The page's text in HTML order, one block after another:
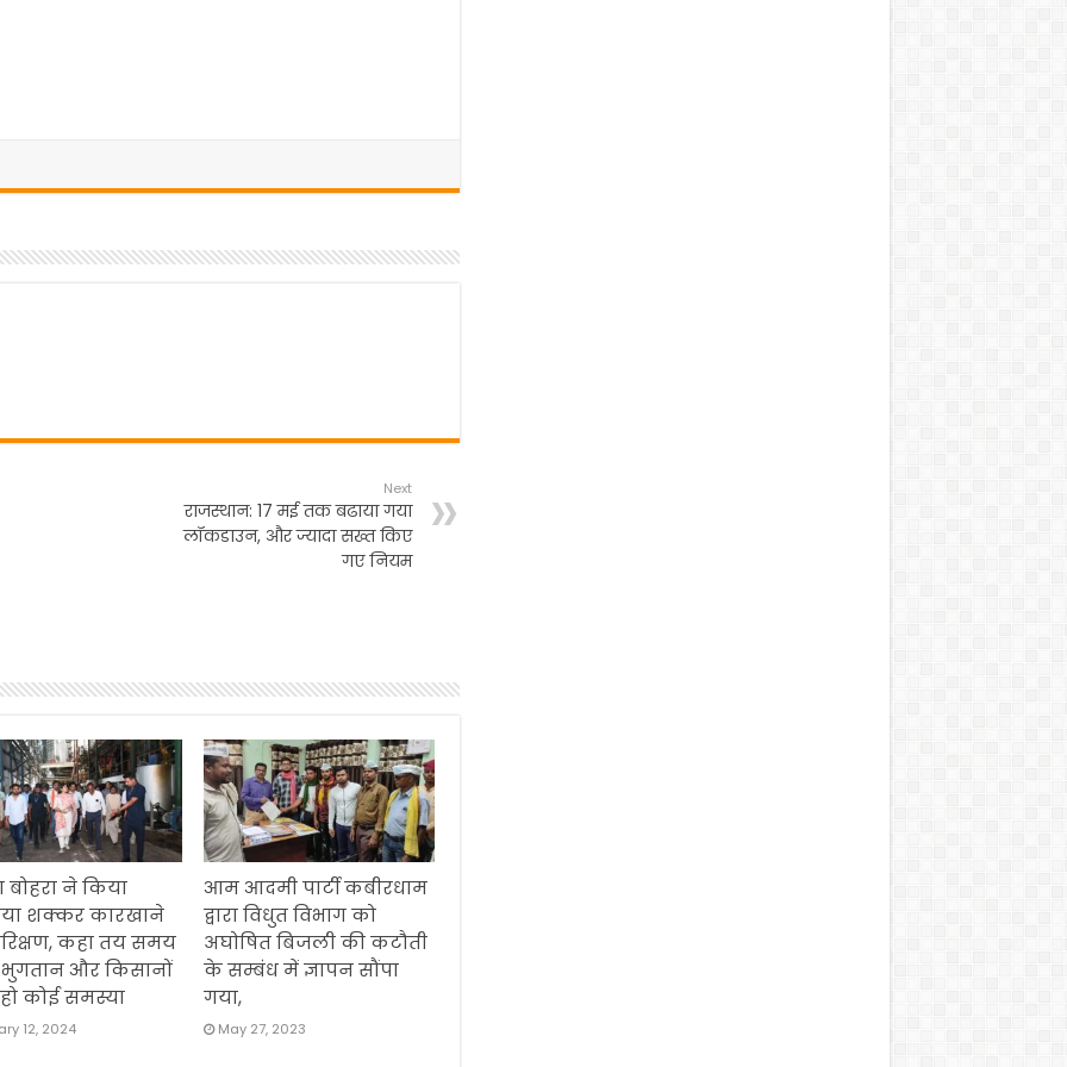
Next
राजस्थान: 17 मई तक बढाया गया
लॉकडाउन, और ज्यादा सख्त किए
गए नियम
बोहरा ने किया
शक्कर कारखाने
कहा तय समय
भुगतान और किसानों
कोई समस्या
12, 2024
आम आदमी पार्टी कबीरधाम
द्वारा विधुत विभाग को
अघोषित बिजली की कटौती
के सम्बंध में ज्ञापन सौंपा
गया,
May 27, 2023